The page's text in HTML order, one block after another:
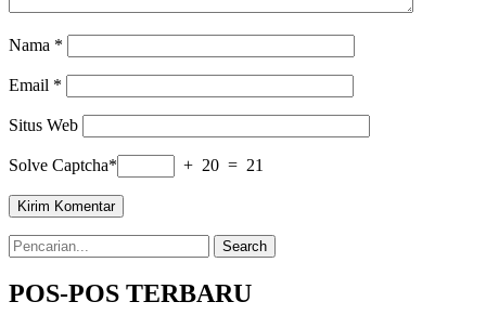
Nama *
Email *
Situs Web
Solve Captcha* + 20 = 21
Search
for:
POS-POS TERBARU